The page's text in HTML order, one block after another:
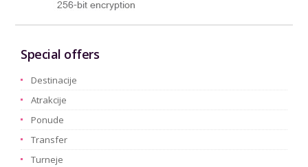
Special offers
Destinacije
Atrakcije
Ponude
Transfer
Turneje